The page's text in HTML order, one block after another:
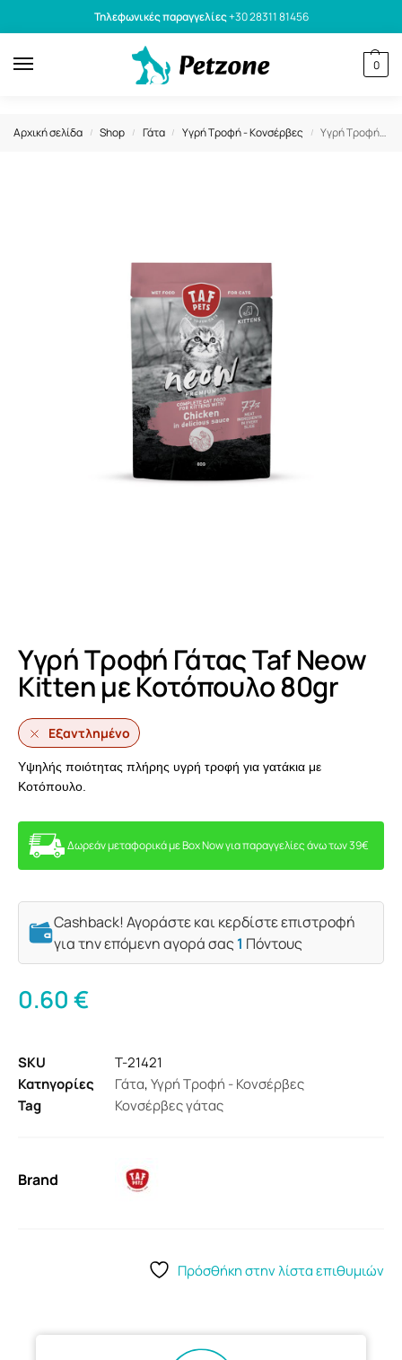
Τηλεφωνικές παραγγελίες+30 28311 81456
0
Αρχική σελίδα / Shop / Γάτα / Υγρή Τροφή - Κονσέρβες / Υγρή Τροφή Γάτας Taf Neow Kitten με Κοτόπουλο 80gr
Υγρή Τροφή Γάτας Taf Neow
Kitten με Κοτόπουλο 80gr
Εξαντλημένο
Υψηλής ποιότητας πλήρης υγρή τροφή για γατάκια με
Κοτόπουλο.
Δωρεάν μεταφορικά με Box Now για παραγγελίες άνω των 39€
Cashback! Αγοράστε και κερδίστε επιστροφή
για την επόμενη αγορά σας1 Πόντους
0.60€
SKU
T-21421
Κατηγορίες
Γάτα,Υγρή Τροφή - Κονσέρβες
Tag
Κονσέρβες γάτας
Brand
Πρόσθήκη στην λίστα επιθυμιών